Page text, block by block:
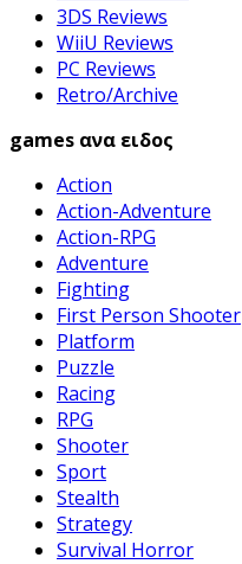
3DS Reviews
WiiU Reviews
PC Reviews
Retro/Archive
games ανα ειδος
Action
Action-Adventure
Action-RPG
Adventure
Fighting
First Person Shooter
Platform
Puzzle
Racing
RPG
Shooter
Sport
Stealth
Strategy
Survival Horror